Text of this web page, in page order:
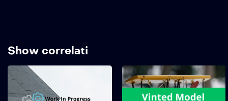
Show correlati